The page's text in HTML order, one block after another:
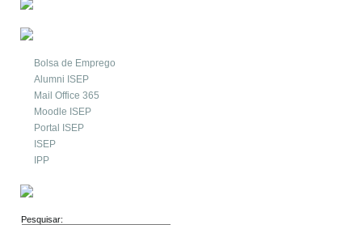
Bolsa de Emprego
Alumni ISEP
Mail Office 365
Moodle ISEP
Portal ISEP
ISEP
IPP
Pesquisar: